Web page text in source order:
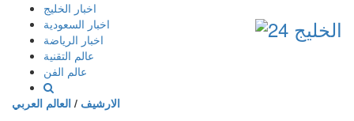
إذهب
المحتوى
اخبار الخليج
اخبار السعودية
اخبار الرياضة
عالم التقنية
عالم الفن
الارشيف / العالم العربي